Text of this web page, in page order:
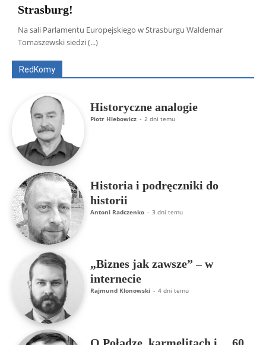
Strasburg!
Na sali Parlamentu Europejskiego w Strasburgu Waldemar
Tomaszewski siedzi (...)
RedKomy
Wszyscy Aleksander Borowik
Antoni Radczenko
Artur Płokszto
Grzegorz Górny
ks. Jarosław Wąsowicz SDB
Historyczne analogie
Piotr Hlebowicz - 2 dni temu
Historia i podręczniki do
historii
Antoni Radczenko - 3 dni temu
„Biznes jak zawsze” – w
internecie
Rajmund Klonowski - 4 dni temu